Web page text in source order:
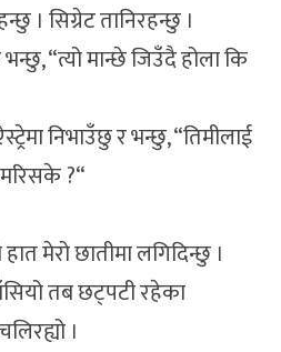
सिग्रेट तानिरहन्छु ।
“त्यो मान्छे जिउँदै होला कि
निभाउँछु र भन्छु, “तिमीलाई
?“
मेरो छातीमा लगिदिन्छु ।
तब छट्पटी रहेका
।